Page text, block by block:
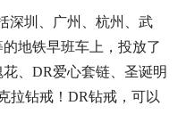
深圳、广州、杭州、武
地铁早班车上，投放了
、DR爱心套链、圣诞明
拉钻戒！DR钻戒，可以